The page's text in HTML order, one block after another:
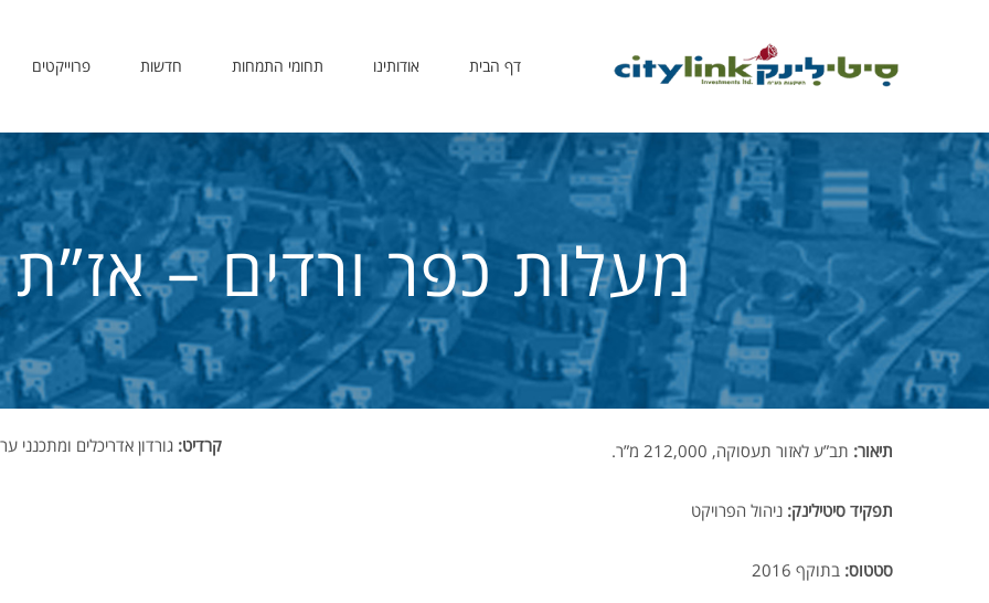
דף הבית אודותינו תחומי התמחות חדשות פרוייקטים
מעלות כפר ורדים –
תיאור: תב”ע לאזור תעסוקה, 212,000 מ”ר.
תפקיד סיטילינק: ניהול הפרויקט
סטטוס: בתוקף 2016
קרדיט:גורדון אדריכלים ומתכנני